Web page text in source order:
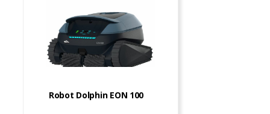
Robot Dolphin EON 100